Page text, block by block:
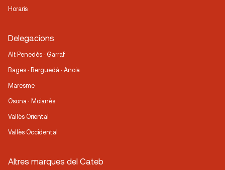
Horaris
Delegacions
Alt Penedès · Garraf
Bages · Berguedà · Anoia
Maresme
Osona · Moianès
Vallès Oriental
Vallès Occidental
Altres marques del Cateb